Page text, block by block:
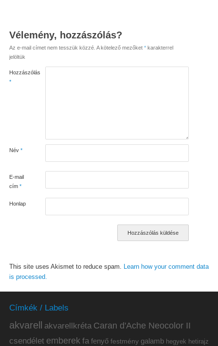
Vélemény, hozzászólás?
Az e-mail címet nem tesszük közzé. A kötelező mezőket *karakterrel
jelöltük
Hozzászólás
*
Név *
E-mail
cím *
Honlap
This site uses Akismet to reduce spam. Learn how your comment data
is processed.
Címkék / Labels
akvarell akvarellkréta Caran d'Ache Neocolor II
csendélet emberek fa fenyő festmény galamb hegyek hetirajz